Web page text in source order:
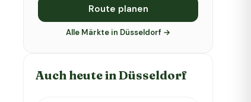
Route planen
Alle Märkte in Düsseldorf →
Auch heute in Düsseldorf